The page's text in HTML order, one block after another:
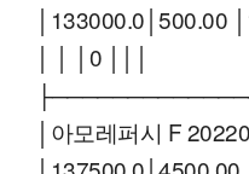
│133000.0│500.00
│ │ │0 │││
│아모레퍼시 F